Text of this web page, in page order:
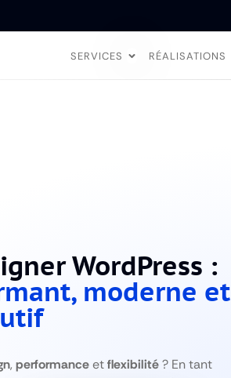
SERVICES RÉALISATIONS
WordPress :
moderne et
, performanceetflexibilité? En tant